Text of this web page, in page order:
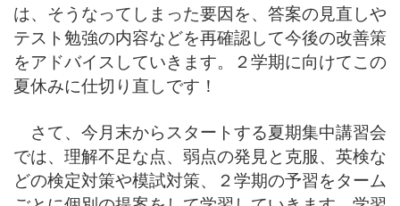
は、そうなってしまった要因を、答案の見直しや
テスト勉強の内容などを再確認して今後の改善策
をアドバイスしていきます。２学期に向けてこの
夏休みに仕切り直しです！
さて、今月末からスタートする夏期集中講習会
では、理解不足な点、弱点の発見と克服、英検な
どの検定対策や模試対策、２学期の予習をターム